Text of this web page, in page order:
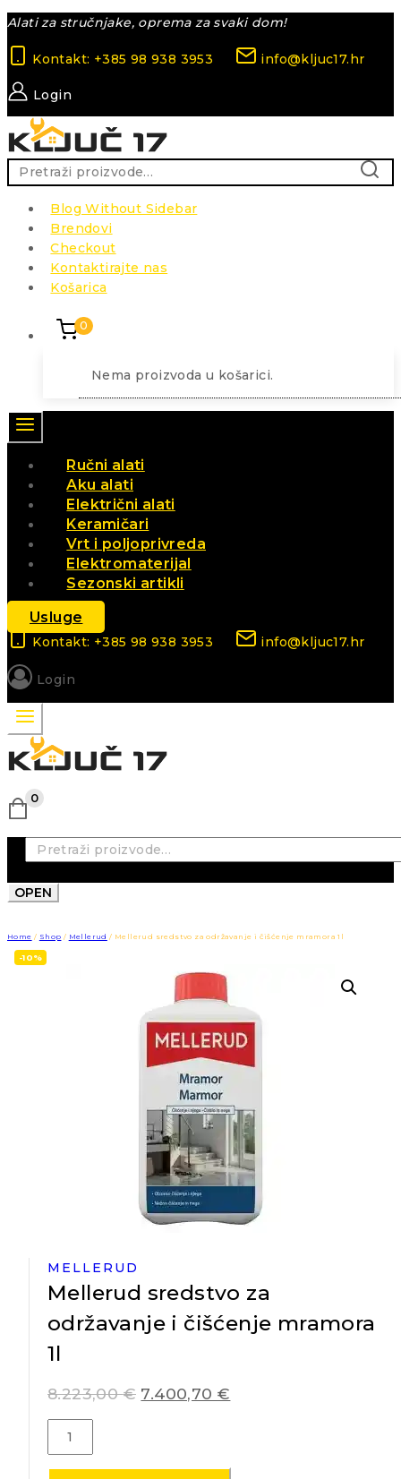
Skip
content
Alati za stručnjake, oprema za svaki dom!
Kontakt: +385 98 938 3953 info@kljuc17.hr
Login
Pretraži:
Blog Without Sidebar
Brendovi
Checkout
Kontaktirajte nas
Košarica
0
Nema proizvoda u košarici.
Ručni alati
Aku alati
Električni alati
Keramičari
Vrt i poljoprivreda
Elektromaterijal
Sezonski artikli
Usluge
Kontakt: +385 98 938 3953 info@kljuc17.hr
Login
0
Pretraži:
OPEN
Home / Shop / Mellerud / Mellerud sredstvo za održavanje i čišćenje mramora 1l
-10%
MELLERUD
Mellerud sredstvo za
održavanje i čišćenje mramora
1l
8.223,00€ 7.400,70€
za